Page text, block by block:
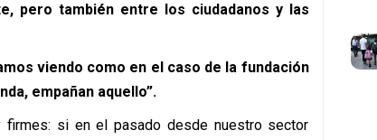
pero también entre los ciudadanos y las
viendo como en el caso de la fundación
empañan aquello”.
si en el pasado desde nuestro sector